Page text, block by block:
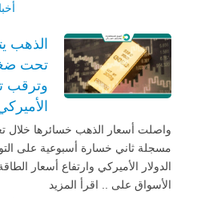
الذهب
تحت
وترقب
مسجلة ثاني خسارة أسبوعية على
الدولار الأميركي وارتفاع أسعار
الأسواق على .. اقرأ المزيد